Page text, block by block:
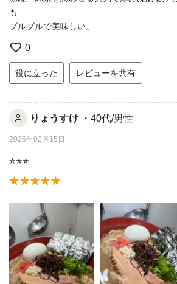
も
プルプルで美味しい。
0
役に立った レビューを共有
りょうすけ ・40代/男性
2026年02月15日
⭐︎⭐︎⭐︎